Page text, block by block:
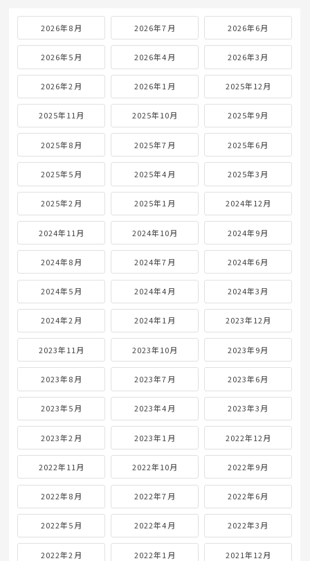
2026年8月 2026年7月 2026年6月
2026年5月 2026年4月 2026年3月
2026年2月 2026年1月 2025年12月
2025年11月 2025年10月 2025年9月
2025年8月 2025年7月 2025年6月
2025年5月 2025年4月 2025年3月
2025年2月 2025年1月 2024年12月
2024年11月 2024年10月 2024年9月
2024年8月 2024年7月 2024年6月
2024年5月 2024年4月 2024年3月
2024年2月 2024年1月 2023年12月
2023年11月 2023年10月 2023年9月
2023年8月 2023年7月 2023年6月
2023年5月 2023年4月 2023年3月
2023年2月 2023年1月 2022年12月
2022年11月 2022年10月 2022年9月
2022年8月 2022年7月 2022年6月
2022年5月 2022年4月 2022年3月
2022年2月 2022年1月 2021年12月